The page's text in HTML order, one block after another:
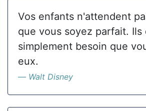
Vos enfants n'attendent
que vous soyez parfait. Ils
simplement besoin que
eux.
Walt Disney